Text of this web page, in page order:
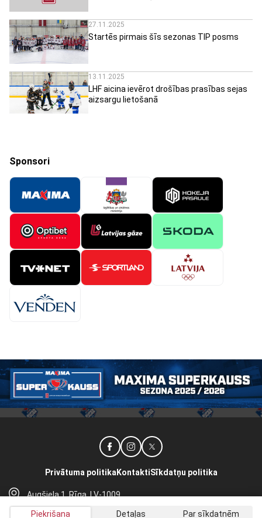
27.11.2025
Startēs pirmais šīs sezonas TIP posms
13.11.2025
LHF aicina ievērot drošības prasības sejas
aizsargu lietošanā
Sponsori
Augšiela 1, Rīga, LV-1009
lhf@lhf.lv
Privātuma politika KontaktiSīkdatņu politika
Piekrišana Detaļas Par sīkdatnēm